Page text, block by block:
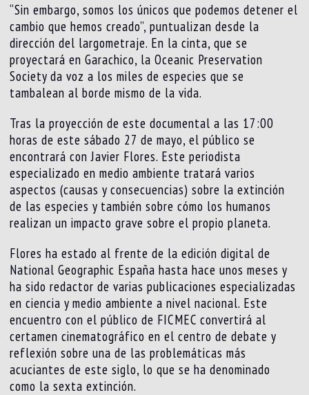
“Sin embargo, somos los únicos que podemos detener el
cambio que hemos creado”, puntualizan desde la
dirección del largometraje. En la cinta, que se
proyectará en Garachico, la Oceanic Preservation
Society da voz a los miles de especies que se
tambalean al borde mismo de la vida.
Tras la proyección de este documental a las 17:00
horas de este sábado 27 de mayo, el público se
encontrará con Javier Flores. Este periodista
especializado en medio ambiente tratará varios
aspectos (causas y consecuencias) sobre la extinción
de las especies y también sobre cómo los humanos
realizan un impacto grave sobre el propio planeta.
Flores ha estado al frente de la edición digital de
National Geographic España hasta hace unos meses y
ha sido redactor de varias publicaciones especializadas
en ciencia y medio ambiente a nivel nacional. Este
encuentro con el público de FICMEC convertirá al
certamen cinematográfico en el centro de debate y
reflexión sobre una de las problemáticas más
acuciantes de este siglo, lo que se ha denominado
como la sexta extinción.